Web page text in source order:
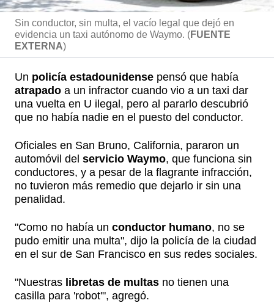
Sin conductor, sin multa, el vacío legal que dejó en
evidencia un taxi autónomo de Waymo. (FUENTE
EXTERNA)
Un policía estadounidense pensó que había
atrapado a un infractor cuando vio a un taxi dar
una vuelta en U ilegal, pero al pararlo descubrió
que no había nadie en el puesto del conductor.
Oficiales en San Bruno, California, pararon un
automóvil del servicio Waymo, que funciona sin
conductores, y a pesar de la flagrante infracción,
no tuvieron más remedio que dejarlo ir sin una
penalidad.
"Como no había un conductor humano, no se
pudo emitir una multa", dijo la policía de la ciudad
en el sur de San Francisco en sus redes sociales.
"Nuestras libretas de multas no tienen una
casilla para 'robot'", agregó.